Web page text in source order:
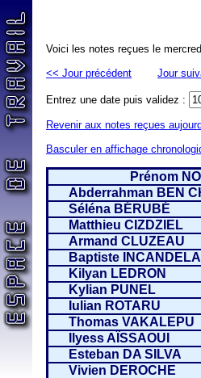
Voici les notes reçues le
<< Jour précédent
Jour
Entrez une date puis validez :
Revenir aux notes reçues
Basculer en affichage
Prénom
Abderrahman BEN
Séléna BÉRUBÉ
Matthieu CIZDZIEL
Armand CLUZEAU
Baptiste INCANDELA
Kilyan LEDRON
Kylian PUNEL
Iulian ROTARU
Thomas VAKALEPU
Ilyess AÏSSAOUI
Esteban DA SILVA
Vivien DEROCHE